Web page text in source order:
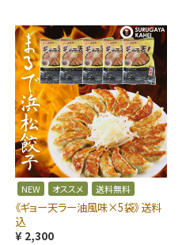
NEW オススメ 送料無料
《ギョー天ラー油風味×5袋》 送料
込
¥ 2,300